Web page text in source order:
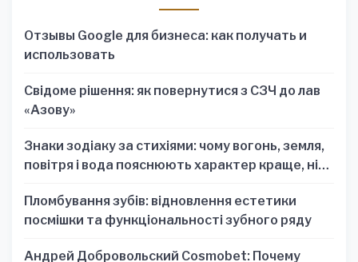
Отзывы Google для бизнеса: как получать и
использовать
Свідоме рішення: як повернутися з СЗЧ до лав
«Азову»
Знаки зодіаку за стихіями: чому вогонь, земля,
повітря і вода пояснюють характер краще, ніж
Пломбування зубів: відновлення естетики
посмішки та функціональності зубного ряду
Андрей Добровольский Cosmobet: Почему